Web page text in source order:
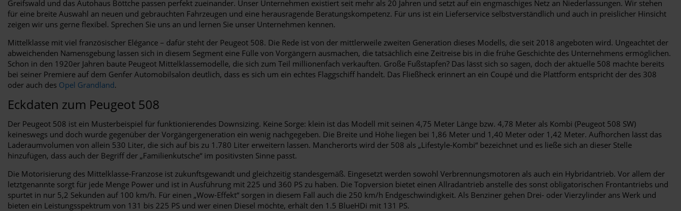
Greifswald und das Autohaus Böttche passen perfekt zueinander. Unser Unternehmen existiert seit mehr als 20 Jahren und setzt auf ein engmaschiges Netz an Niederlassungen. Wir stehen
für eine breite Auswahl an neuen und gebrauchten Fahrzeugen und eine herausragende Beratungskompetenz. Für uns ist ein Lieferservice selbstverständlich und auch in preislicher Hinsicht
zeigen wir uns gerne flexibel. Sprechen Sie uns an und lernen Sie unser Unternehmen kennen.
Mittelklasse mit viel französischer Elégance – dafür steht der Peugeot 508. Die Rede ist von der mittlerweile zweiten Generation dieses Modells, die seit 2018 angeboten wird. Ungeachtet der
abweichenden Namensgebung lassen sich in diesem Segment eine Fülle von Vorgängern ausmachen, die tatsächlich eine Zeitreise bis in die frühe Geschichte des Unternehmens ermöglichen.
Schon in den 1920er Jahren baute Peugeot Mittelklassemodelle, die sich zum Teil millionenfach verkauften. Große Fußstapfen? Das lässt sich so sagen, doch der aktuelle 508 machte bereits
bei seiner Premiere auf dem Genfer Automobilsalon deutlich, dass es sich um ein echtes Flaggschiff handelt. Das Fließheck erinnert an ein Coupé und die Plattform entspricht der des 308
oder auch des Opel Grandland.
Eckdaten zum Peugeot 508
Der Peugeot 508 ist ein Musterbeispiel für funktionierendes Downsizing. Keine Sorge: klein ist das Modell mit seinen 4,75 Meter Länge bzw. 4,78 Meter als Kombi (Peugeot 508 SW)
keineswegs und doch wurde gegenüber der Vorgängergeneration ein wenig nachgegeben. Die Breite und Höhe liegen bei 1,86 Meter und 1,40 Meter oder 1,42 Meter. Aufhorchen lässt das
Laderaumvolumen von allein 530 Liter, die sich auf bis zu 1.780 Liter erweitern lassen. Mancherorts wird der 508 als „Lifestyle-Kombi“ bezeichnet und es ließe sich an dieser Stelle
hinzufügen, dass auch der Begriff der „Familienkutsche“ im positivsten Sinne passt.
Die Motorisierung des Mittelklasse-Franzose ist zukunftsgewandt und gleichzeitig standesgemäß. Eingesetzt werden sowohl Verbrennungsmotoren als auch ein Hybridantrieb. Vor allem der
letztgenannte sorgt für jede Menge Power und ist in Ausführung mit 225 und 360 PS zu haben. Die Topversion bietet einen Allradantrieb anstelle des sonst obligatorischen Frontantriebs und
spurtet in nur 5,2 Sekunden auf 100 km/h. Für einen „Wow-Effekt“ sorgen in diesem Fall auch die 250 km/h Endgeschwindigkeit. Als Benziner gehen Drei- oder Vierzylinder ans Werk und
bieten ein Leistungsspektrum von 131 bis 225 PS und wer einen Diesel möchte, erhält den 1.5 BlueHDi mit 131 PS.